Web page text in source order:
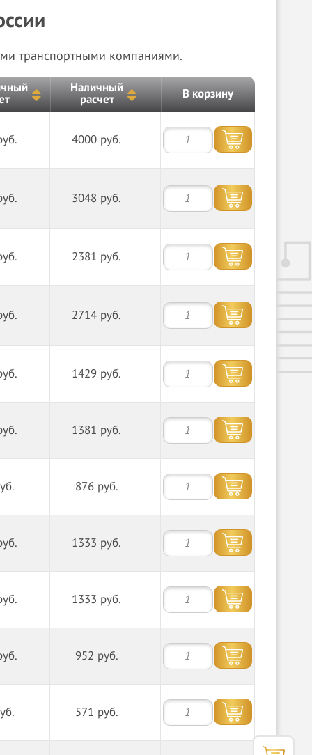
транспортными компаниями.
Наличный
расчет
В корзину
4000 руб.
3048 руб.
2381 руб.
2714 руб.
1429 руб.
1381 руб.
876 руб.
1333 руб.
1333 руб.
952 руб.
571 руб.